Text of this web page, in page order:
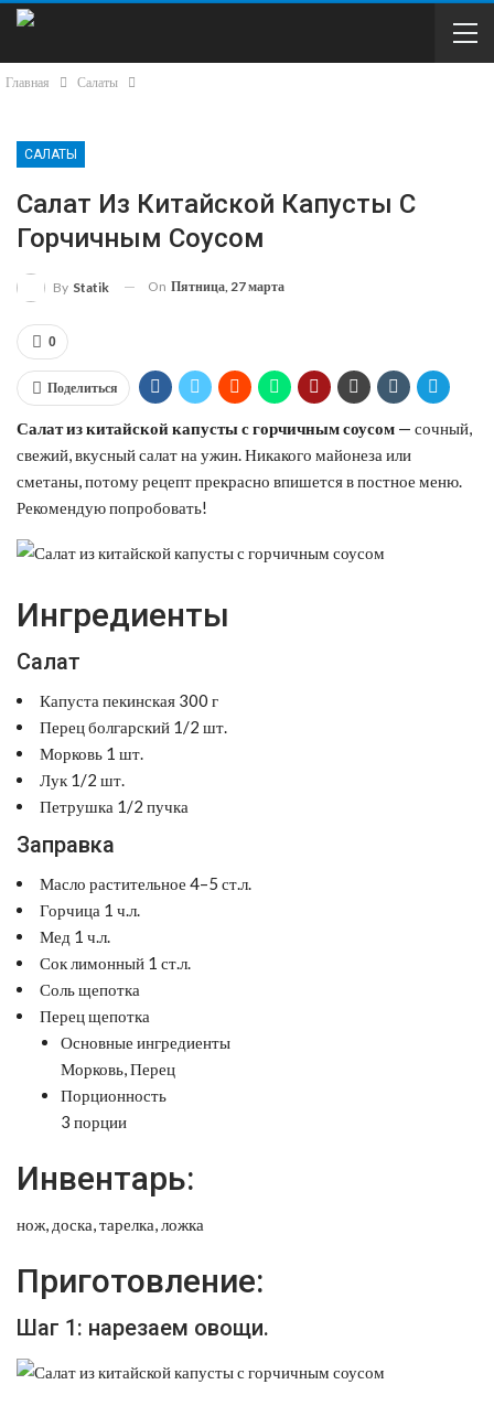
Главная Салаты
САЛАТЫ
Салат Из Китайской Капусты С
Горчичным Соусом
By Statik On Пятница, 27 марта
0
Поделиться
Салат из китайской капусты с горчичным соусом — сочный,
свежий, вкусный салат на ужин. Никакого майонеза или
сметаны, потому рецепт прекрасно впишется в постное меню.
Рекомендую попробовать!
Ингредиенты
Салат
Капуста пекинская 300 г
Перец болгарский 1/2 шт.
Морковь 1 шт.
Лук 1/2 шт.
Петрушка 1/2 пучка
Заправка
Масло растительное 4–5 ст.л.
Горчица 1 ч.л.
Мед 1 ч.л.
Сок лимонный 1 ст.л.
Соль щепотка
Перец щепотка
Основные ингредиенты
Морковь, Перец
Порционность
3 порции
Инвентарь:
нож, доска, тарелка, ложка
Приготовление:
Шаг 1: нарезаем овощи.